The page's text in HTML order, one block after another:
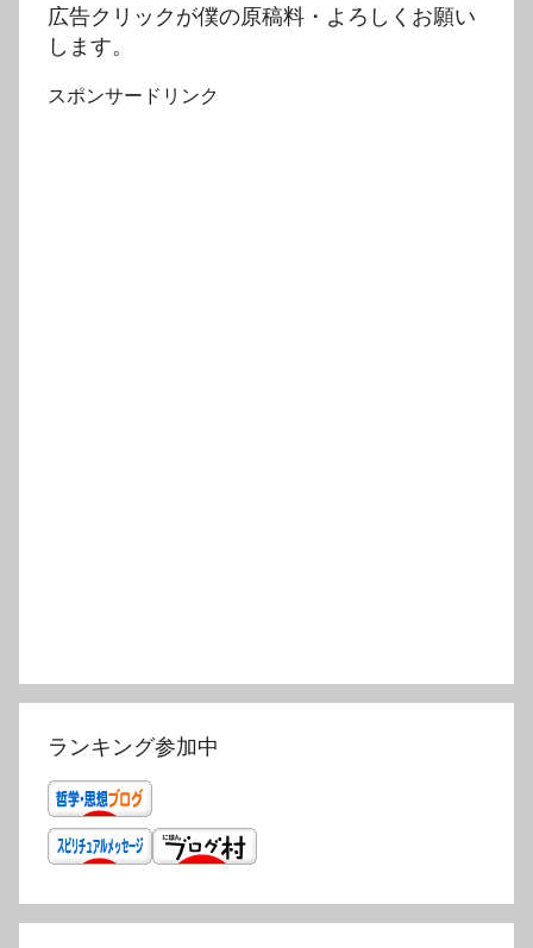
広告クリックが僕の原稿料・よろしくお願い
します。
スポンサードリンク
ランキング参加中